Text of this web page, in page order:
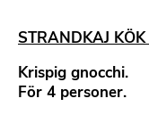
STRANDKAJ
Krispig gnocchi.
För 4 personer.